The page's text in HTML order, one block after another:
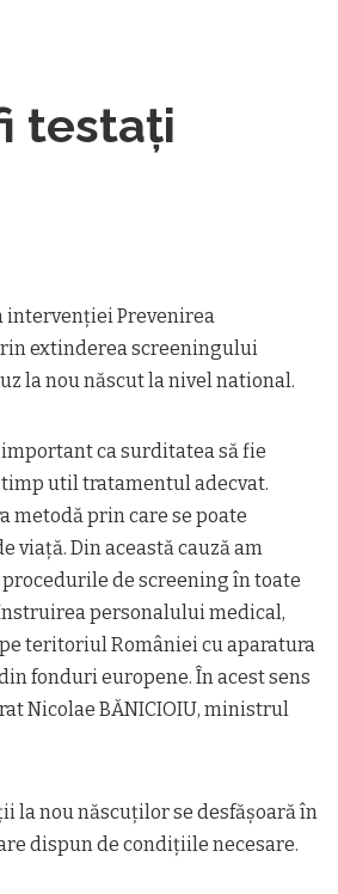
testați
Prevenirea
extinderea screeningului
la nou născut la nivel national.
ca surditatea să fie
util tratamentul adecvat.
metodă prin care se poate
viață. Din această cauză am
procedurile de screening în toate
personalului medical,
teritoriul României cu aparatura
fonduri europene. În acest sens
Nicolae BĂNICIOIU, ministrul
la nou născuților se desfășoară în
dispun de condițiile necesare.